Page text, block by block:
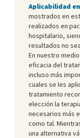
Aplicabilidad
mostrados en
realizados en
hospitalario,
resultados no
En nuestro
eficacia del
incluso más
cuales se les
tratamiento
elección la
necesarios más
como tal.
una alternativa